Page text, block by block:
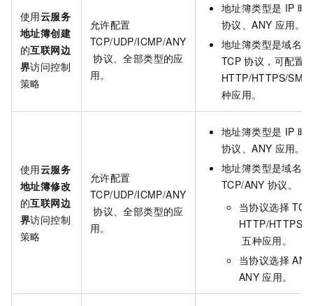
使用云服务
地址簿创建
的互联网边
界访问控制
策略
允许配置
TCP/UDP/ICMP/ANY
协议、全部类型的应
用。
地址簿类型是 IP 时
协议、ANY 应用。
地址簿类型是域名
TCP 协议，可配置
HTTP/HTTPS/
种应用。
使用云服务
地址簿修改
的互联网边
界访问控制
策略
允许配置
TCP/UDP/ICMP/ANY
协议、全部类型的应
用。
地址簿类型是 IP 时
协议、ANY 应用。
地址簿类型是域名
TCP/ANY 协议。
当协议选择 TCP
HTTP/HTTPS/
五种应用。
当协议选择 ANY
ANY 应用。